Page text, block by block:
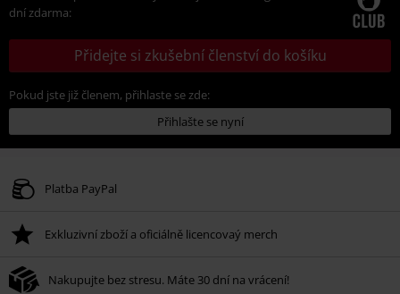
dní zdarma:
Přidejte si zkušební členství do košíku
Pokud jste již členem, přihlaste se zde:
Přihlašte se nyní
Platba PayPal
Exkluzivní zboží a oficiálně licencovaý merch
Nakupujte bez stresu. Máte 30 dní na vrácení!